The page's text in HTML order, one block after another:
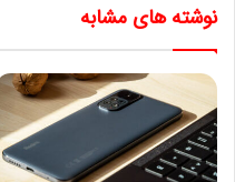
نوشته های مشابه